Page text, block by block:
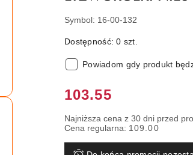
Symbol: 16-00-132
Dostępność:0 szt.
Powiadom gdy produkt
Cena:
103.55
Najniższa cena z 30 dni przed
Cena regularna: 109.00